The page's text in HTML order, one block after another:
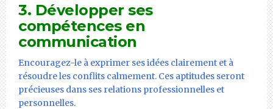
3. Développer ses
compétences en
communication
Encouragez-le à exprimer ses idées clairement et à
résoudre les conflits calmement. Ces aptitudes seront
précieuses dans ses relations professionnelles et
personnelles.